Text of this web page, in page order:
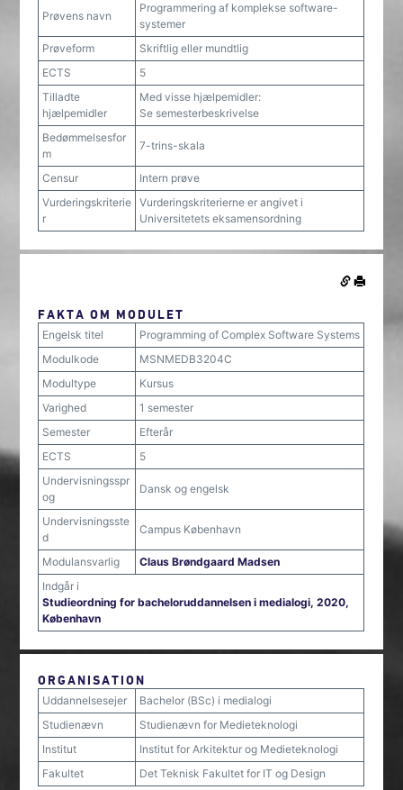
Prøvens navn
Programmering af komplekse software-
systemer
Prøveform
Skriftlig eller mundtlig
ECTS
5
Tilladte
hjælpemidler
Med visse hjælpemidler:
Se semesterbeskrivelse
Bedømmelsesfor
m
7-trins-skala
Censur
Intern prøve
Vurderingskriterie
r
Vurderingskriterierne er angivet i
Universitetets eksamensordning
FAKTA OM MODULET
Engelsk titel
Programming of Complex Software Systems
Modulkode
MSNMEDB3204C
Modultype
Kursus
Varighed
1 semester
Semester
Efterår
ECTS
5
Undervisningsspr
og
Dansk og engelsk
Undervisningsste
d
Campus København
Modulansvarlig
Claus Brøndgaard Madsen
Indgår i
Studieordning for bacheloruddannelsen i medialogi, 2020,
København
ORGANISATION
Uddannelsesejer
Bachelor (BSc) i medialogi
Studienævn
Studienævn for Medieteknologi
Institut
Institut for Arkitektur og Medieteknologi
Fakultet
Det Teknisk Fakultet for IT og Design